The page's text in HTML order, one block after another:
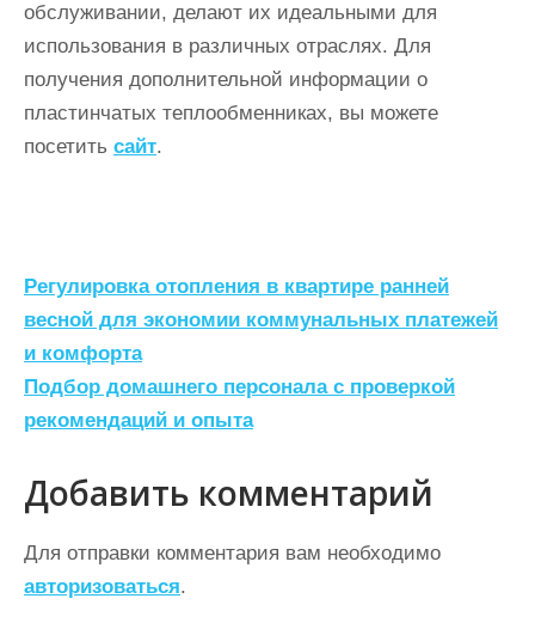
обслуживании, делают их идеальными для
использования в различных отраслях. Для
получения дополнительной информации о
пластинчатых теплообменниках, вы можете
посетить сайт.
Н
а
в
и
г
а
ц
и
я
Регулировка отопления в квартире ранней
весной для экономии коммунальных платежей
и комфорта
Подбор домашнего персонала с проверкой
рекомендаций и опыта
Добавить комментарий
Для отправки комментария вам необходимо
авторизоваться.